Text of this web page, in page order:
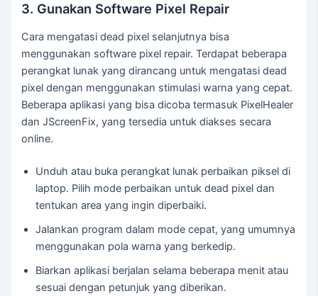
3. Gunakan Software Pixel Repair
Cara mengatasi dead pixel selanjutnya bisa
menggunakan software pixel repair. Terdapat beberapa
perangkat lunak yang dirancang untuk mengatasi dead
pixel dengan menggunakan stimulasi warna yang cepat.
Beberapa aplikasi yang bisa dicoba termasuk PixelHealer
dan JScreenFix, yang tersedia untuk diakses secara
online.
Unduh atau buka perangkat lunak perbaikan piksel di
laptop. Pilih mode perbaikan untuk dead pixel dan
tentukan area yang ingin diperbaiki.
Jalankan program dalam mode cepat, yang umumnya
menggunakan pola warna yang berkedip.
Biarkan aplikasi berjalan selama beberapa menit atau
sesuai dengan petunjuk yang diberikan.